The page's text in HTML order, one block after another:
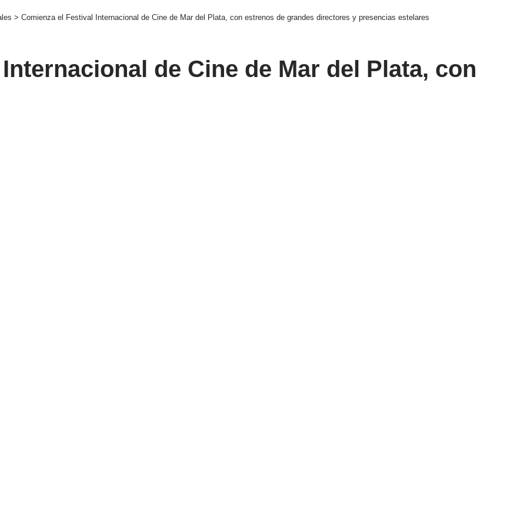
> Comienza el Festival Internacional de Cine de Mar del Plata, con estrenos de grandes directores y presencias estelares
de Cine de Mar del Plata, con